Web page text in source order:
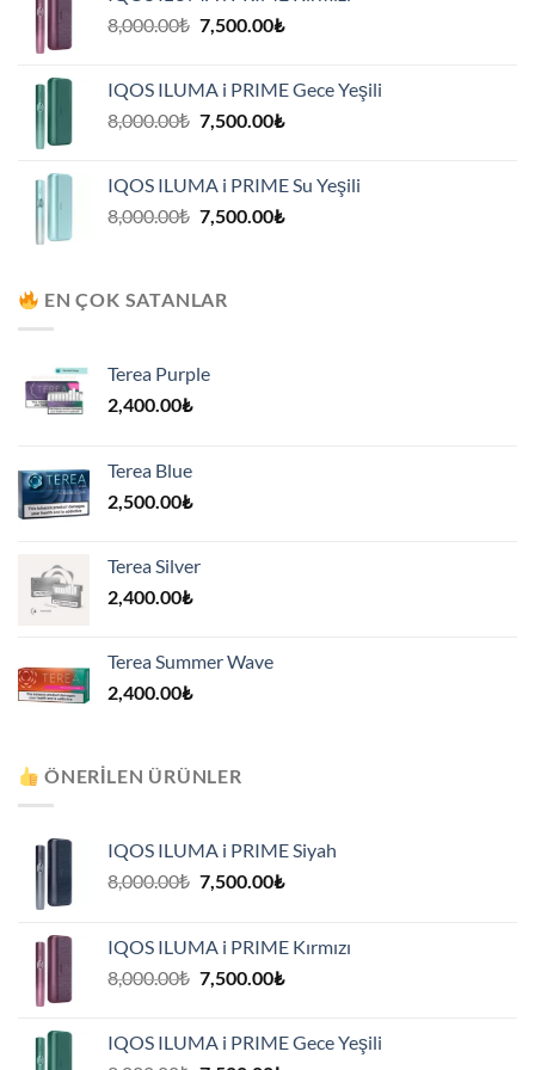
8,000.00₺ Orijinal
7,500.00₺Şu
7,500.00₺.
IQOS ILUMA i PRIME Gece Yeşili
8,000.00₺ Orijinal
7,500.00₺Şu
7,500.00₺.
IQOS ILUMA i PRIME Su Yeşili
8,000.00₺ Orijinal
7,500.00₺Şu
EN ÇOK SATANLAR
Terea Purple
2,400.00₺
Terea Blue
2,500.00₺
Terea Silver
2,400.00₺
Terea Summer Wave
2,400.00₺
ÖNERILEN ÜRÜNLER
IQOS ILUMA i PRIME Siyah
8,000.00₺ Orijinal
7,500.00₺Şu
7,500.00₺.
IQOS ILUMA i PRIME Kırmızı
8,000.00₺ Orijinal
7,500.00₺Şu
7,500.00₺.
IQOS ILUMA i PRIME Gece Yeşili